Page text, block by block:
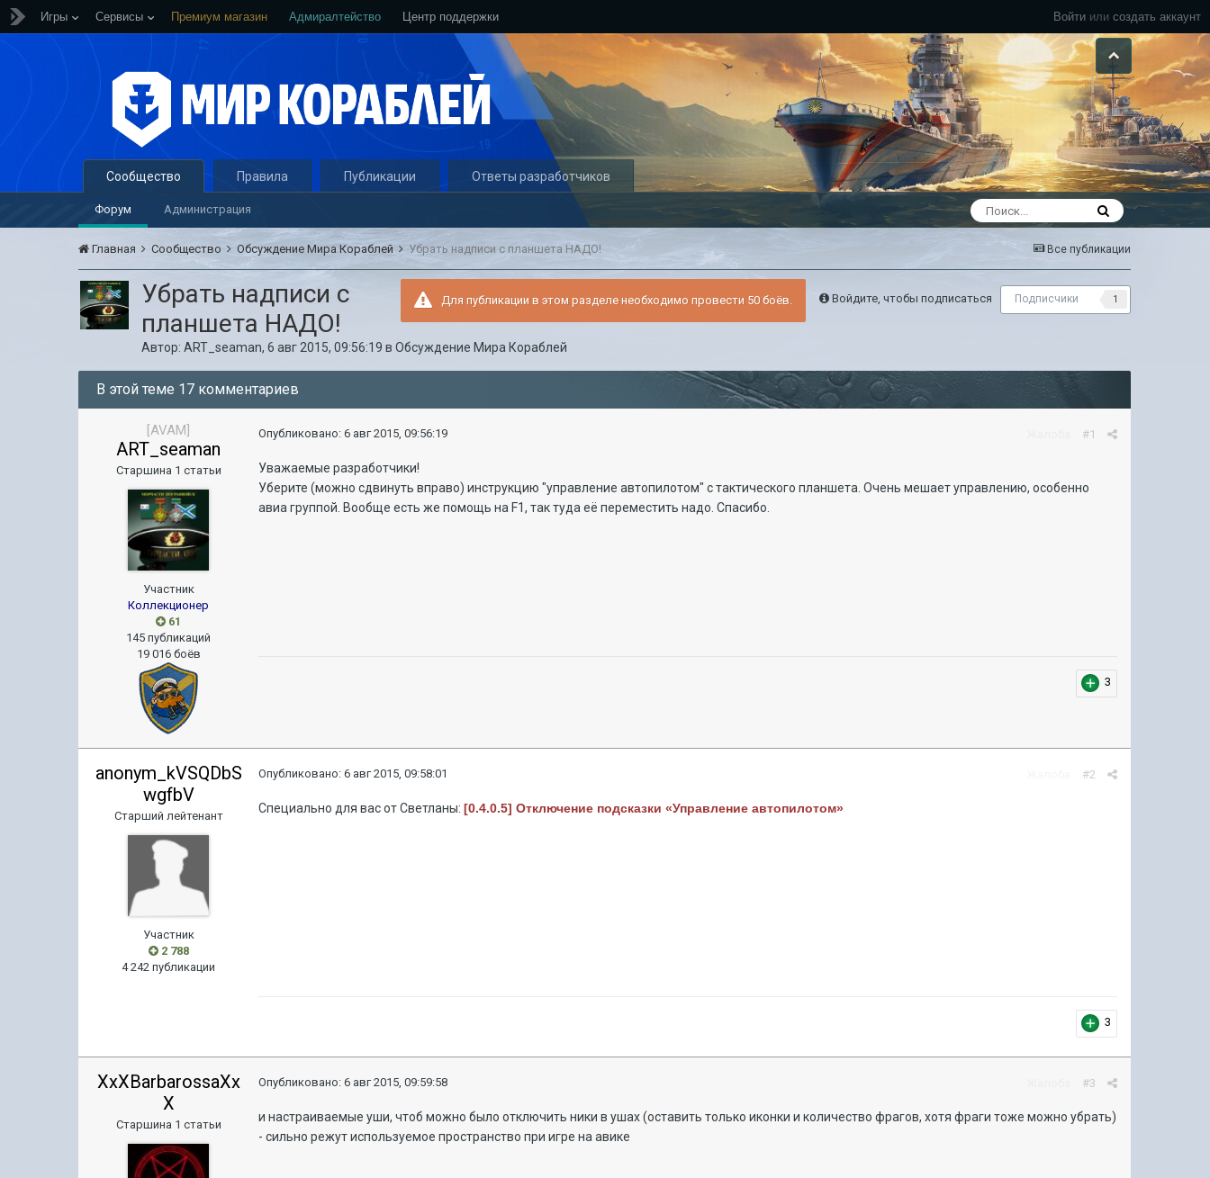
Войти или создать аккаунт
Игры Сервисы Премиум магазин Адмиралтейство Центр поддержки
Сообщество
Форум Администрация
Правила Публикации Ответы разработчиков
Все публикации
Главная Сообщество Обсуждение Мира Кораблей Убрать надписи с планшета НАДО!
Войдите, чтобы подписаться Подписчики 1
Для публикации в этом разделе необходимо провести 50 боёв.
Убрать надписи с
планшета НАДО!
Автор:ART_seaman,6 авг 2015, 09:56:19 вОбсуждение Мира Кораблей
В этой теме 17 комментариев
[AVAM]
ART_seaman
Старшина 1 статьи
Участник
Коллекционер
61
145 публикаций
19 016 боёв
#1
Опубликовано:6 авг 2015, 09:56:19
Уважаемые разработчики!
Уберите (можно сдвинуть вправо) инструкцию "управление автопилотом" с тактического планшета. Очень мешает управлению, особенно
авиа группой. Вообще есть же помощь на F1, так туда её переместить надо. Спасибо.
3
anonym_kVSQDbS
wgfbV
Старший лейтенант
Участник
2 788
4 242 публикации
#2
Опубликовано:6 авг 2015, 09:58:01
Специально для вас от Светланы:[0.4.0.5] Отключение подсказки «Управление автопилотом»
3
XxXBarbarossaXx
X
Старшина 1 статьи
#3
Опубликовано:6 авг 2015, 09:59:58
и настраиваемые уши, чтоб можно было отключить ники в ушах (оставить только иконки и количество фрагов, хотя фраги тоже можно убрать)
- сильно режут используемое пространство при игре на авике